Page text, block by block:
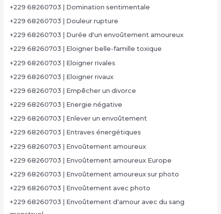
+229 68260703 | Domination sentimentale
+229 68260703 | Douleur rupture
+229 68260703 | Durée d'un envoûtement amoureux
+229 68260703 | Eloigner belle-famille toxique
+229 68260703 | Eloigner rivales
+229 68260703 | Eloigner rivaux
+229 68260703 | Empêcher un divorce
+229 68260703 | Energie négative
+229 68260703 | Enlever un envoûtement
+229 68260703 | Entraves énergétiques
+229 68260703 | Envoûtement amoureux
+229 68260703 | Envoûtement amoureux Europe
+229 68260703 | Envoûtement amoureux sur photo
+229 68260703 | Envoûtement avec photo
+229 68260703 | Envoûtement d'amour avec du sang